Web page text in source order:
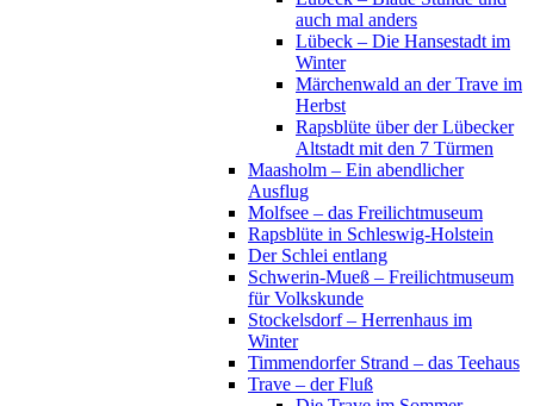
auch mal anders
Lübeck – Die Hansestadt im
Winter
Märchenwald an der Trave im
Herbst
Rapsblüte über der Lübecker
Altstadt mit den 7 Türmen
Maasholm – Ein abendlicher
Ausflug
Molfsee – das Freilichtmuseum
Rapsblüte in Schleswig-Holstein
Der Schlei entlang
Schwerin-Mueß – Freilichtmuseum
für Volkskunde
Stockelsdorf – Herrenhaus im
Winter
Timmendorfer Strand – das Teehaus
Trave – der Fluß